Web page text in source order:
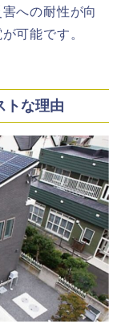
への耐性が向
可能です。
トな理由